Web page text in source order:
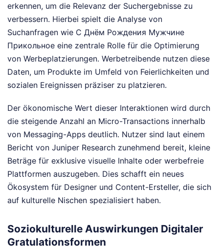
erkennen, um die Relevanz der Suchergebnisse zu
verbessern. Hierbei spielt die Analyse von
Suchanfragen wie С Днём Рождения Мужчине
Прикольное eine zentrale Rolle für die Optimierung
von Werbeplatzierungen. Werbetreibende nutzen diese
Daten, um Produkte im Umfeld von Feierlichkeiten und
sozialen Ereignissen präziser zu platzieren.
Der ökonomische Wert dieser Interaktionen wird durch
die steigende Anzahl an Micro-Transactions innerhalb
von Messaging-Apps deutlich. Nutzer sind laut einem
Bericht von Juniper Research zunehmend bereit, kleine
Beträge für exklusive visuelle Inhalte oder werbefreie
Plattformen auszugeben. Dies schafft ein neues
Ökosystem für Designer und Content-Ersteller, die sich
auf kulturelle Nischen spezialisiert haben.
Soziokulturelle Auswirkungen Digitaler
Gratulationsformen